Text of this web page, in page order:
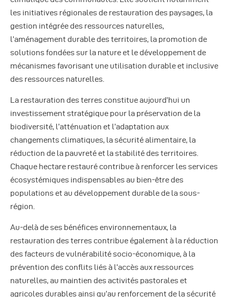
les initiatives régionales de restauration des paysages, la
gestion intégrée des ressources naturelles,
l’aménagement durable des territoires, la promotion de
solutions fondées sur la nature et le développement de
mécanismes favorisant une utilisation durable et inclusive
des ressources naturelles.
La restauration des terres constitue aujourd’hui un
investissement stratégique pour la préservation de la
biodiversité, l’atténuation et l’adaptation aux
changements climatiques, la sécurité alimentaire, la
réduction de la pauvreté et la stabilité des territoires.
Chaque hectare restauré contribue à renforcer les services
écosystémiques indispensables au bien-être des
populations et au développement durable de la sous-
région.
Au-delà de ses bénéfices environnementaux, la
restauration des terres contribue également à la réduction
des facteurs de vulnérabilité socio-économique, à la
prévention des conflits liés à l’accès aux ressources
naturelles, au maintien des activités pastorales et
agricoles durables ainsi qu’au renforcement de la sécurité